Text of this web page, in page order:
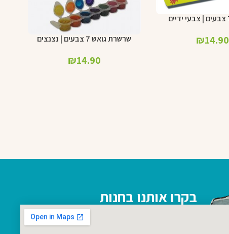
₪14.90 הוספה לסל
שרשרת גואש 7 צבעים | נצנצים
₪14.90
בקרו אותנו בחנות